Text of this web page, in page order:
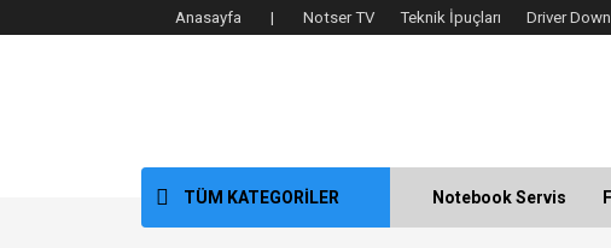
Anasayfa | Notser TV Teknik İpuçları Driver
TÜM KATEGORİLER Notebook Servis